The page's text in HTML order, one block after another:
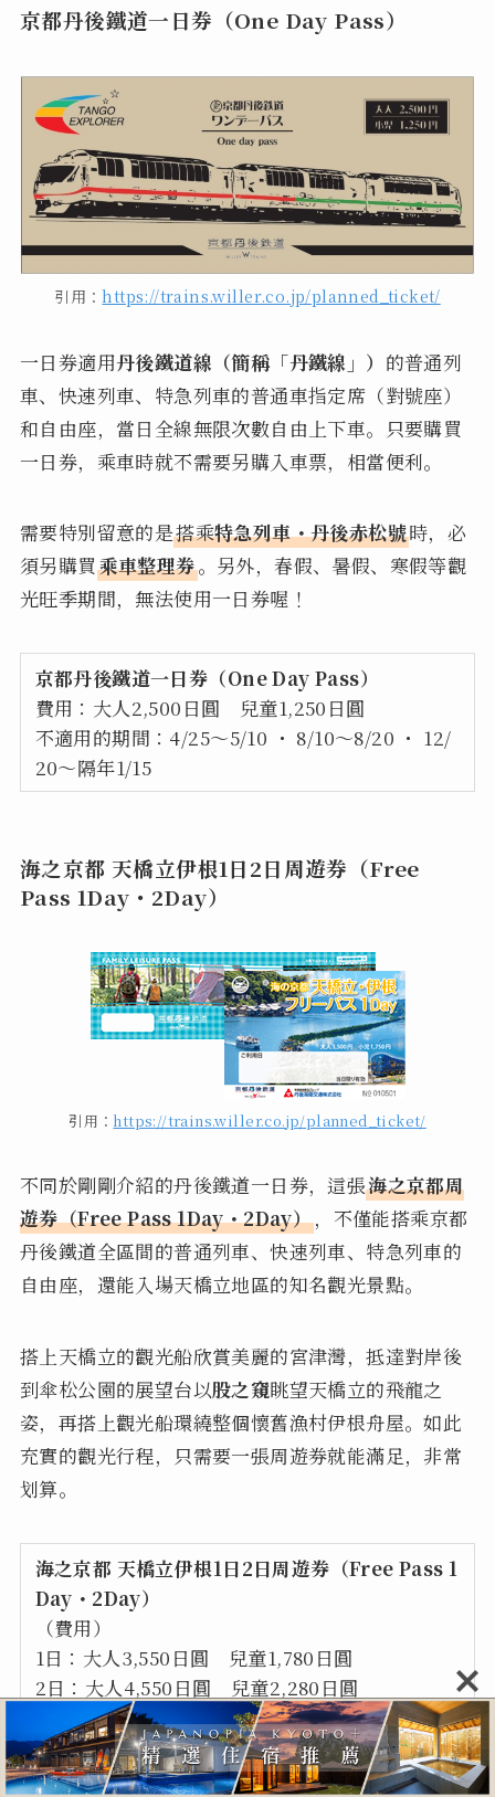
京都丹後鐵道一日券（One Day Pass）
引用：https://trains.willer.co.jp/planned_ticket/
一日券適用丹後鐵道線（簡稱「丹鐵線」） 的普通列
車、快速列車、特急列車的普通車指定席（對號座）
和自由座，當日全線無限次數自由上下車。只要購買
一日券，乘車時就不需要另購入車票，相當便利。
需要特別留意的是搭乘特急列車・丹後赤松號時，必
須另購買乘車整理券。另外，春假、暑假、寒假等觀
光旺季期間，無法使用一日券喔！
京都丹後鐵道一日券（One Day Pass）
費用：大人2,500日圓 兒童1,250日圓
不適用的期間：4/25～5/10 ・ 8/10～8/20 ・ 12/
20～隔年1/15
海之京都 天橋立伊根1日2日周遊券（Free
Pass 1Day・2Day）
引用： https://trains.willer.co.jp/planned_ticket/
不同於剛剛介紹的丹後鐵道一日券，這張海之京都周
遊券（Free Pass 1Day・2Day），不僅能搭乘京都
丹後鐵道全區間的普通列車、快速列車、特急列車的
自由座，還能入場天橋立地區的知名觀光景點。
搭上天橋立的觀光船欣賞美麗的宮津灣，抵達對岸後
到傘松公園的展望台以股之窺眺望天橋立的飛龍之
姿，再搭上觀光船環繞整個懷舊漁村伊根舟屋。如此
充實的觀光行程，只需要一張周遊券就能滿足，非常
划算。
海之京都 天橋立伊根1日2日周遊券（Free Pass 1
Day・2Day）
（費用）
1日：大人3,550日圓 兒童1,780日圓
2日：大人4,550日圓 兒童2,280日圓
（優惠折扣）
登山券 往返路程 大人720日圓→折扣後400日